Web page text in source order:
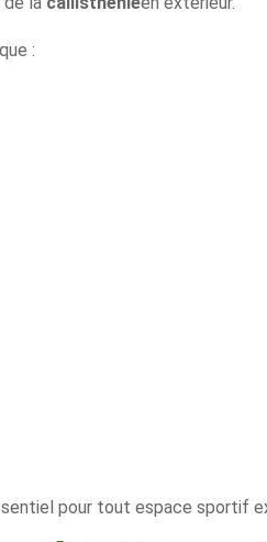
:
pour tout espace sportif